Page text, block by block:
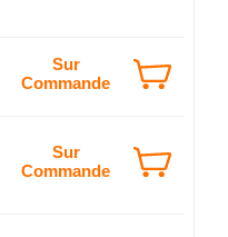
Sur
Commande
Sur
Commande